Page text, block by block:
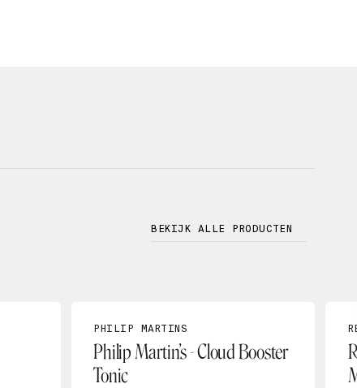
BEKIJK ALLE PRODUCTEN
PHILIP MARTINS
Philip Martin’s - Cloud Booster
Tonic